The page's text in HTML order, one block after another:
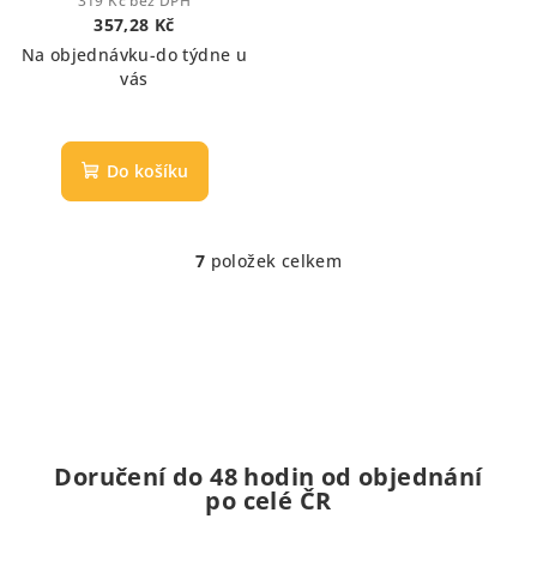
357,28 Kč
Na objednávku-do týdne u
vás
Do košíku
O
í
p
7 položek celkem
Doručení do 48 hodin od objednání
po celé ČR